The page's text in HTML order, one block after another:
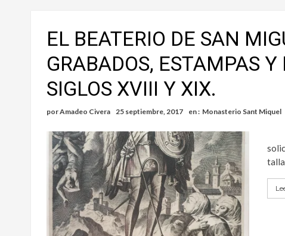
EL BEATERIO DE SAN
GRABADOS, ESTAMPAS
SIGLOS XVIII Y XIX.
porAmadeo Civera 25 septiembre, 2017 en : Monasterio Sant Miquel